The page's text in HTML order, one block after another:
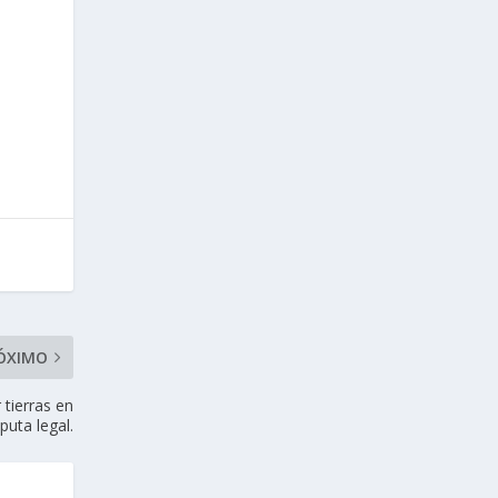
tierras en
legal.